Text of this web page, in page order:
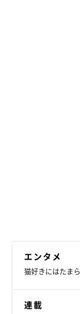
エンタメ
猫好きにはたま
連載